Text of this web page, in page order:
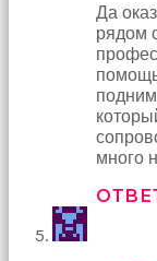
Да
рядом
много